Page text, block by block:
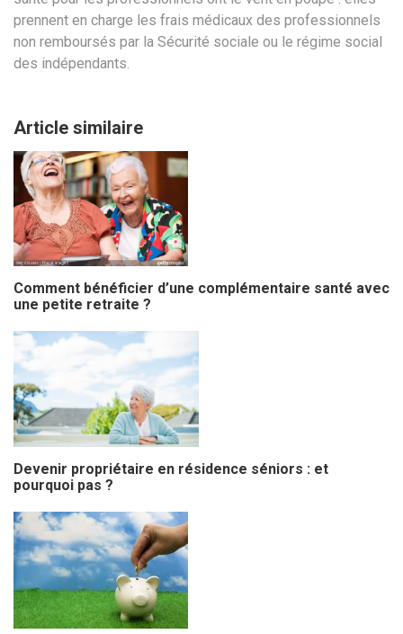
prennent en charge les frais médicaux des professionnels
non remboursés par la Sécurité sociale ou le régime social
des indépendants.
Article similaire
Comment bénéficier d’une complémentaire santé avec
une petite retraite ?
Devenir propriétaire en résidence séniors : et
pourquoi pas ?